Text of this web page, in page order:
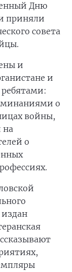
Дню
приняли
совета
и
и
ребятами:
о
войны,
на
о